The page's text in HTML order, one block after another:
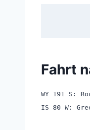
Fahrt
WY 191 S:
IS 80 W: